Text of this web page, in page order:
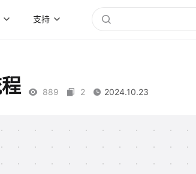
支持
889 2 2024.10.23